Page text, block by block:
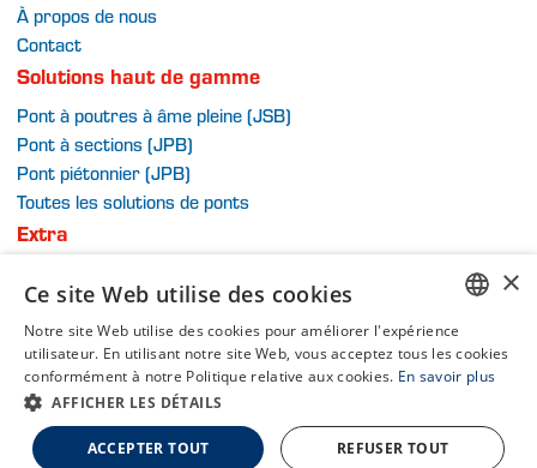
À propos de nous
Contact
Solutions haut de gamme
Pont à poutres à âme pleine (JSB)
Pont à sections (JPB)
Pont piétonnier (JPB)
Toutes les solutions de ponts
Extra
Politique de confidentialité
Plan du site
Filiale du Groupe Van Schie
Un site WebNL
DUTCH
DUTCH
ENGLISH
×
Ce site Web utilise des cookies
Notre site Web utilise des cookies pour améliorer l'expérience
utilisateur. En utilisant notre site Web, vous acceptez tous les cookies
conformément à notre Politique relative aux cookies. En savoir plus
AFFICHER LES DÉTAILS
ACCEPTER TOUT REFUSER TOUT